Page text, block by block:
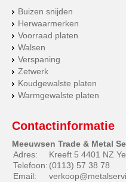
Buizen snijden
Herwaarmerken
Voorraad platen
Walsen
Verspaning
Zetwerk
Koudgewalste platen
Warmgewalste platen
Contactinformatie
Meeuwsen Trade & Metal
Adres:
Kreeft 5 4401 NZ
Telefoon: (0113) 57 38 78
Email: